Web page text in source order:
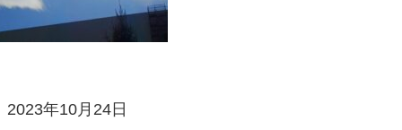
2023年10月24日